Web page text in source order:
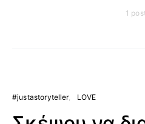
1
#justastoryteller LOVE